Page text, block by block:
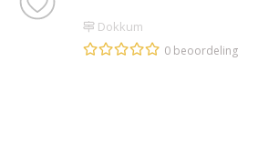
Dokkum
0 beoordeling